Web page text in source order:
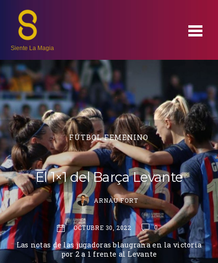
Siente La Magia
FÚTBOL FEMENINO
El 1×1 del Barça Levante
ARNAU FORT
OCTUBRE 30, 2022 0
Las notas de las jugadoras blaugrana en la victoria
por 2 a 1 frente al Levante